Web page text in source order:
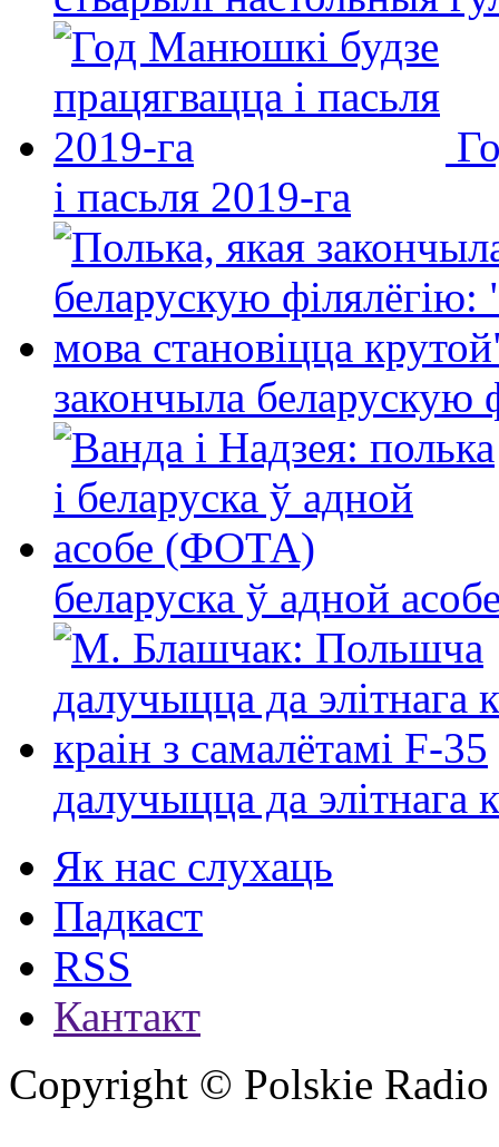
і пасьля 2019-га
закончыла беларускую
беларуска ў адной
далучыцца да элітнага
Як нас слухаць
Падкаст
RSS
Кантакт
Copyright © Polskie